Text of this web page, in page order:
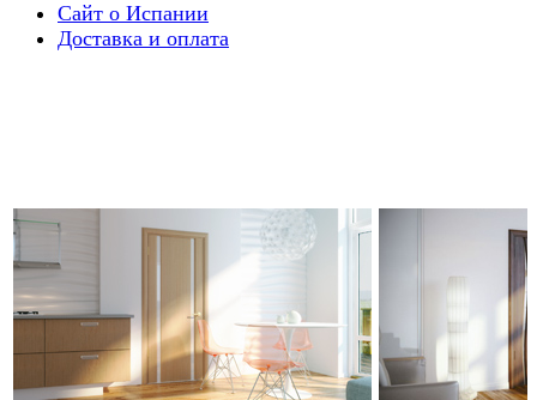
Сайт о Испании
Доставка и оплата